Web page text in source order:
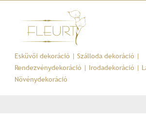
Esküvői dekoráció | Szálloda dekoráció |
Rendezvénydekoráció | Irodadekoráció |
Növénydekoráció